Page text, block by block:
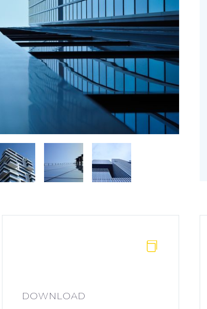


DOWNLOAD